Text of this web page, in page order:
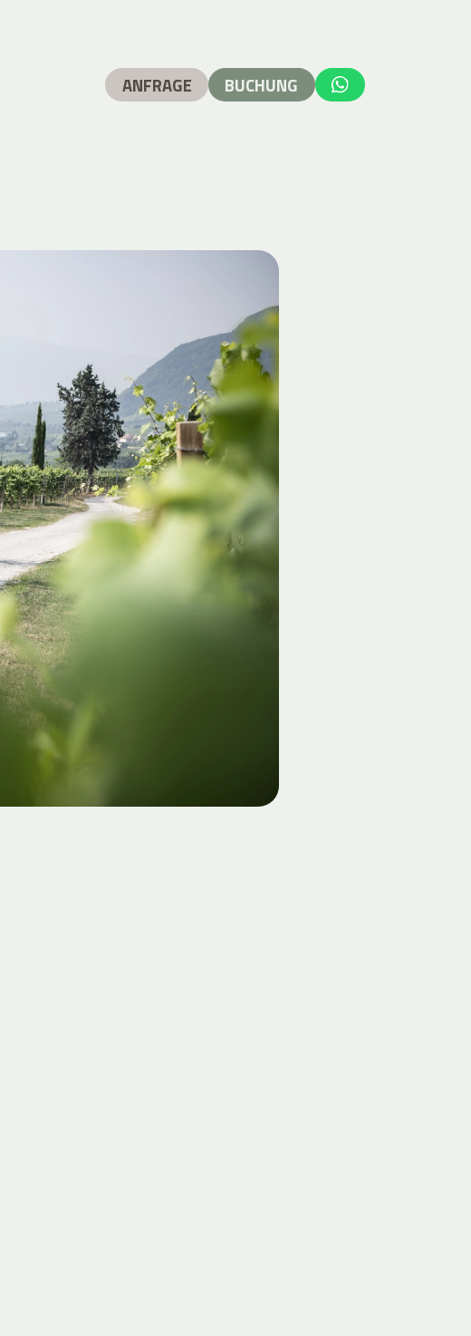
ANFRAGE BUCHUNG